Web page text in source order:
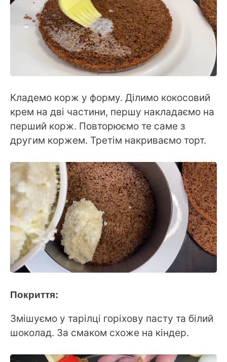
Кладемо корж у форму. Ділимо кокосовий
крем на дві частини, першу накладаємо на
перший корж. Повторюємо те саме з
другим коржем. Третім накриваємо торт.
Покриття:
Змішуємо у тарілці горіхову пасту та білий
шоколад. За смаком схоже на кіндер.